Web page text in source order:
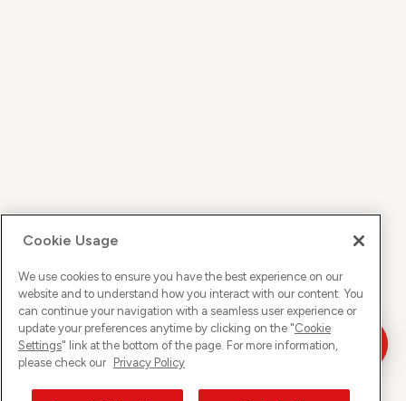
Cookie Usage
We use cookies to ensure you have the best experience on our
website and to understand how you interact with our content. You
can continue your navigation with a seamless user experience or
update your preferences anytime by clicking on the "Cookie
Settings" link at the bottom of the page. For more information,
please check our Privacy Policy